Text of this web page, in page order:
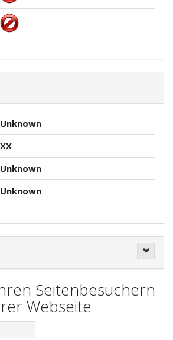
Unknown
XX
Unknown
Unknown
Seitenbesuchern
Webseite